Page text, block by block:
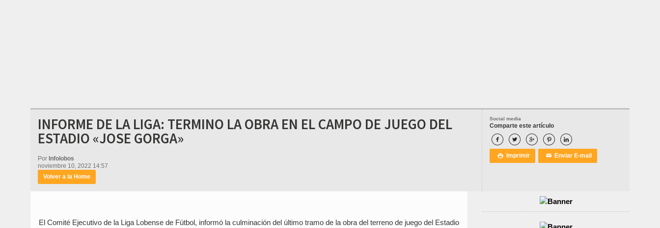
Social media
Comparte este artículo
    
 Imprimir ✉ Enviar E-mail
INFORME DE LA LIGA: TERMINO LA OBRA EN EL CAMPO DE JUEGO DEL
ESTADIO «JOSE GORGA»
Por Infolobos
noviembre 10, 2022 14:57
Volver a la Home
El Comité Ejecutivo de la Liga Lobense de Fútbol, informó la culminación del último tramo de la obra del terreno de juego del Estadio